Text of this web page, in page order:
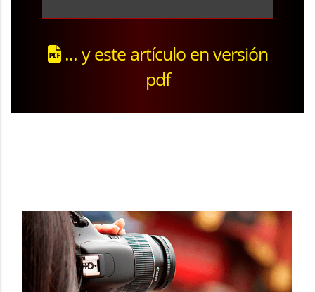
... y este artículo en versión
pdf